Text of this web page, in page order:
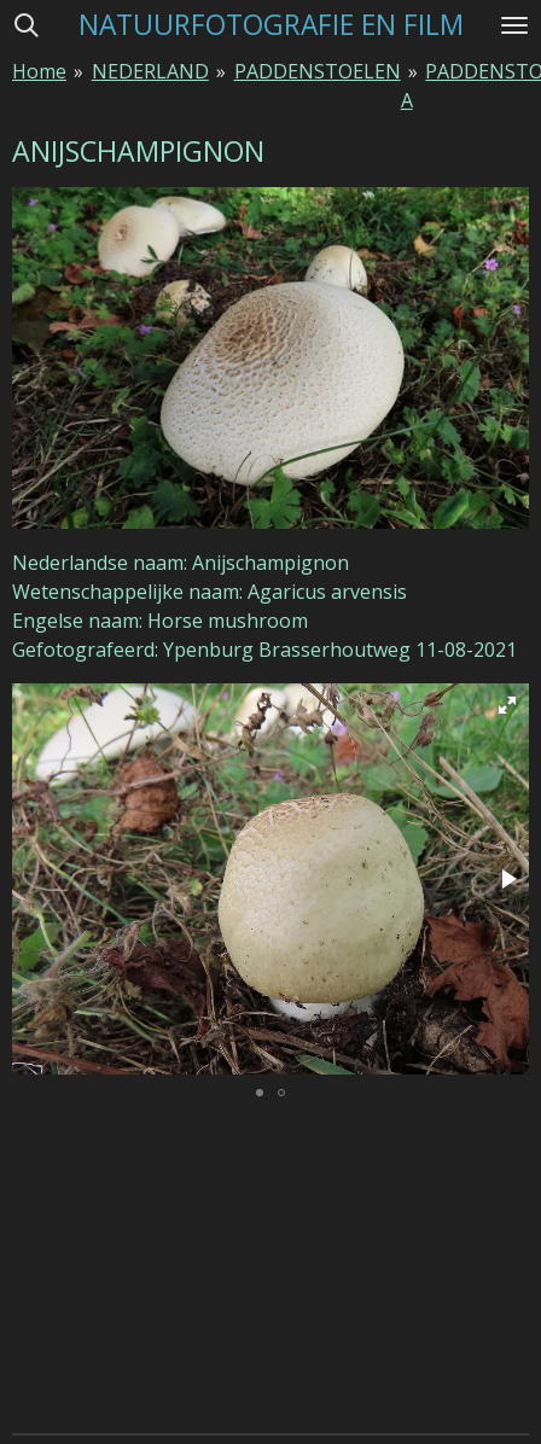
Ga
naar
hoofdinhoud
NATUURFOTOGRAFIE EN FILM
Home » NEDERLAND » PADDENSTOELEN »
A
ANIJSCHAMPIGNON
Nederlandse naam: Anijschampignon
Wetenschappelijke naam: Agaricus arvensis
Engelse naam: Horse mushroom
Gefotografeerd: Ypenburg Brasserhoutweg 11-08-2021